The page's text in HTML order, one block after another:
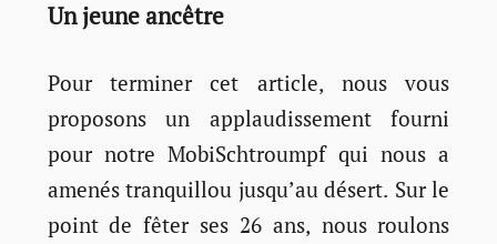
Un jeune ancêtre
Pour terminer cet article, nous vous
proposons un applaudissement fourni
pour notre MobiSchtroumpf qui nous a
amenés tranquillou jusqu’au désert. Sur le
point de fêter ses 26 ans, nous roulons